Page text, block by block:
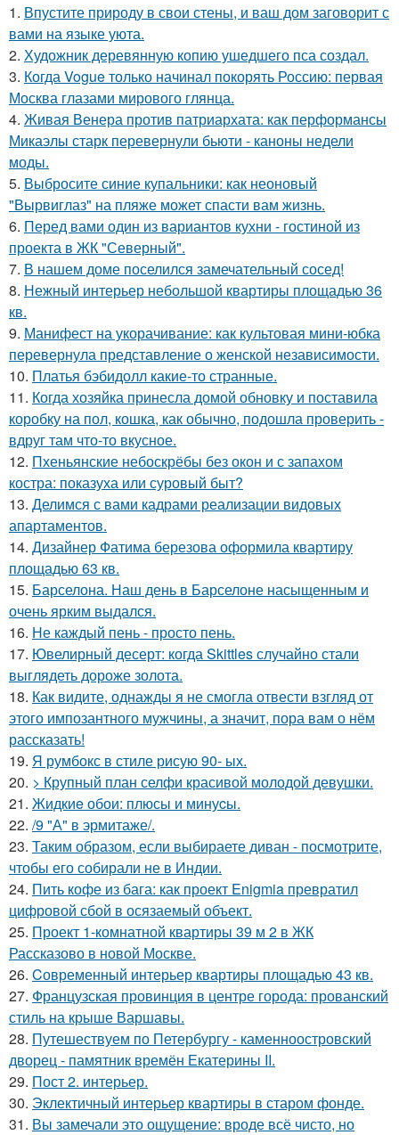
1. Впустите природу в свои стены, и ваш дом заговорит с
вами на языке уюта.
2. Художник деревянную копию ушедшего пса создал.
3. Когда Vogue только начинал покорять Россию: первая
Москва глазами мирового глянца.
4. Живая Венера против патриархата: как перформансы
Микаэлы старк перевернули бьюти - каноны недели
моды.
5. Выбросите синие купальники: как неоновый
"Вырвиглаз" на пляже может спасти вам жизнь.
6. Перед вами один из вариантов кухни - гостиной из
проекта в ЖК "Северный".
7. В нашем доме поселился замечательный сосед!
8. Нежный интерьер небольшой квартиры площадью 36
кв.
9. Манифест на укорачивание: как культовая мини-юбка
перевернула представление о женской независимости.
10. Платья бэбидолл какие-то странные.
11. Когда хозяйка принесла домой обновку и поставила
коробку на пол, кошка, как обычно, подошла проверить -
вдруг там что-то вкусное.
12. Пхеньянские небоскрёбы без окон и с запахом
костра: показуха или суровый быт?
13. Делимся с вами кадрами реализации видовых
апартаментов.
14. Дизайнер Фатима березова оформила квартиру
площадью 63 кв.
15. Барселона. Наш день в Барселоне насыщенным и
очень ярким выдался.
16. Не каждый пень - просто пень.
17. Ювелирный десерт: когда Skittles случайно стали
выглядеть дороже золота.
18. Как видите, однажды я не смогла отвести взгляд от
этого импозантного мужчины, а значит, пора вам о нём
рассказать!
19. Я румбокс в стиле рисую 90- ых.
20. > Крупный план селфи красивой молодой девушки.
21. Жидкиe обои: плюсы и минуcы.
22. /9 "А" в эрмитаже/.
23. Таким образом, если выбираете диван - посмотрите,
чтобы его собирали не в Индии.
24. Пить кофе из бага: как проект Enigmia превратил
цифровой сбой в осязаемый объект.
25. Проект 1-комнатной квартиры 39 м 2 в ЖК
Рассказово в новой Москве.
26. Cовременный интерьер квартиры площадью 43 кв.
27. Французская провинция в центре города: прованский
стиль на крыше Варшавы.
28. Путешествуем по Петербургу - каменноостровский
дворец - памятник времён Екатерины II.
29. Пост 2. интерьер.
30. Эклектичный интерьер квартиры в старом фонде.
31. Вы замечали это ощущение: вроде всё чисто, но